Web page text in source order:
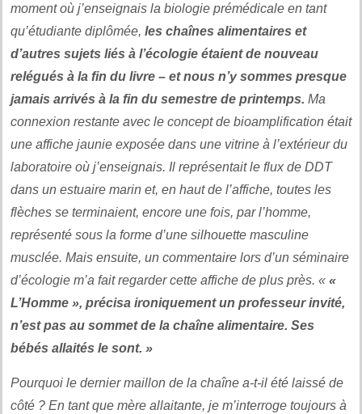
moment où j’enseignais la biologie prémédicale en tant
qu’étudiante diplômée, les chaînes alimentaires et
d’autres sujets liés à l’écologie étaient de nouveau
relégués à la fin du livre – et nous n’y sommes presque
jamais arrivés à la fin du semestre de printemps. Ma
connexion restante avec le concept de bioamplification était
une affiche jaunie exposée dans une vitrine à l’extérieur du
laboratoire où j’enseignais. Il représentait le flux de DDT
dans un estuaire marin et, en haut de l’affiche, toutes les
flèches se terminaient, encore une fois, par l’homme,
représenté sous la forme d’une silhouette masculine
musclée. Mais ensuite, un commentaire lors d’un séminaire
d’écologie m’a fait regarder cette affiche de plus près. « «
L’Homme », précisa ironiquement un professeur invité,
n’est pas au sommet de la chaîne alimentaire. Ses
bébés allaités le sont. »
Pourquoi le dernier maillon de la chaîne a-t-il été laissé de
côté ? En tant que mère allaitante, je m’interroge toujours à